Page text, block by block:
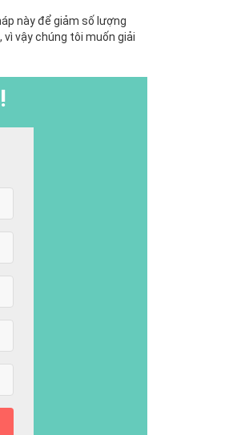
này để giảm số lượng
vậy chúng tôi muốn giải